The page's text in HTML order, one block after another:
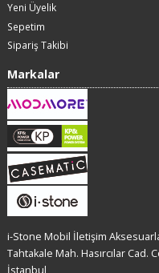
Yeni Üyelik
Sepetim
Sipariş Takibi
Markalar
i-Stone Mobil İletişim
Tahtakale Mah. Hasırcılar Cad.